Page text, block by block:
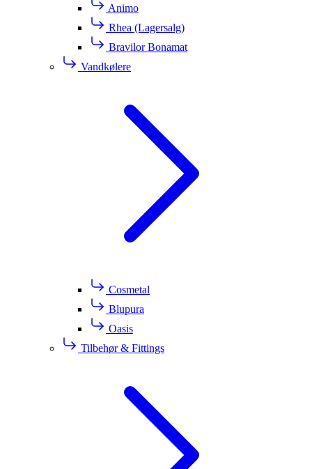
Animo
Rhea (Lagersalg)
Bravilor Bonamat
Vandkølere
Cosmetal
Blupura
Oasis
Tilbehør & Fittings